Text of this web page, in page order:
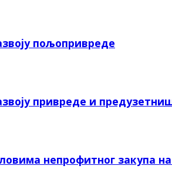
пољопривреде
привреде и
непрофитног закупа